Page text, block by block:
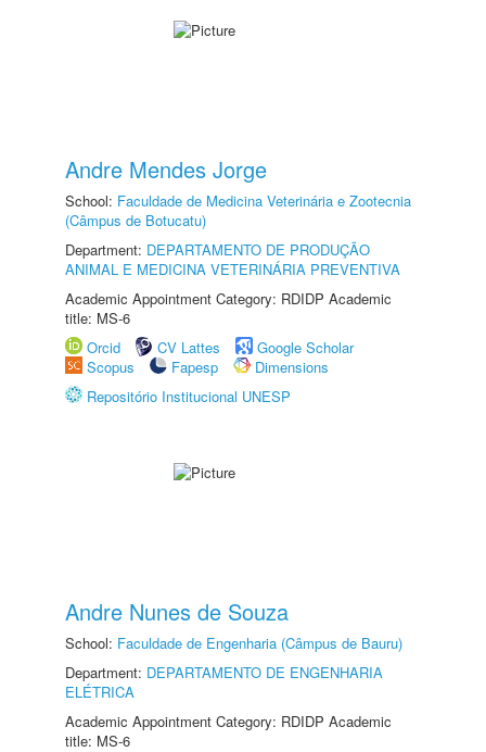
Andre Mendes Jorge
School: Faculdade de Medicina Veterinária e Zootecnia
(Câmpus de Botucatu)
Department: DEPARTAMENTO DE PRODUÇÃO
ANIMAL E MEDICINA VETERINÁRIA PREVENTIVA
Academic Appointment Category: RDIDP Academic
title: MS-6
Orcid
CV Lattes
Google Scholar
Scopus
Fapesp
Dimensions
Repositório Institucional UNESP
Andre Nunes de Souza
School: Faculdade de Engenharia (Câmpus de Bauru)
Department: DEPARTAMENTO DE ENGENHARIA
ELÉTRICA
Academic Appointment Category: RDIDP Academic
title: MS-6